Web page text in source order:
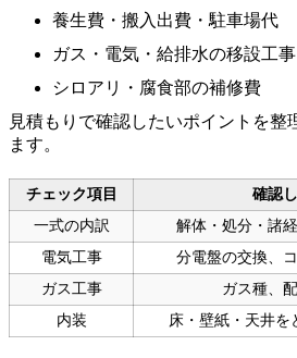
養生費・搬入出費・駐車場代
ガス・電気・給排水の移設工事
シロアリ・腐食部の補修費
見積もりで確認したいポイントを整
ます。
チェック項目
確認
一式の内訳
解体・処分・諸
電気工事
分電盤の交換、
ガス工事
ガス種、
内装
床・壁紙・天井